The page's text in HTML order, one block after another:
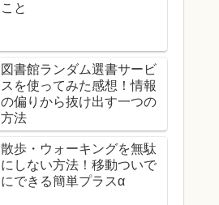
こと
図書館ランダム選書サービ
スを使ってみた感想！情報
の偏りから抜け出す一つの
方法
散歩・ウォーキングを無駄
にしない方法！移動ついで
にできる簡単プラスα